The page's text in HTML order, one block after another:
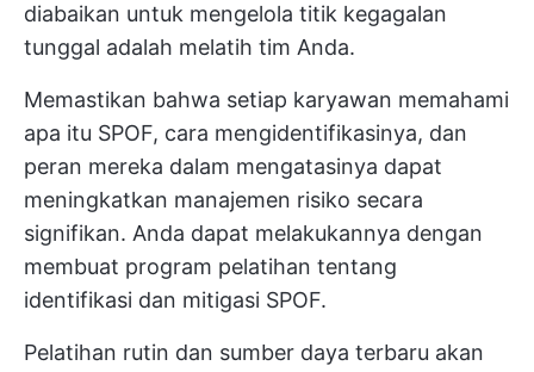
diabaikan untuk mengelola titik kegagalan
tunggal adalah melatih tim Anda.
Memastikan bahwa setiap karyawan memahami
apa itu SPOF, cara mengidentifikasinya, dan
peran mereka dalam mengatasinya dapat
meningkatkan manajemen risiko secara
signifikan. Anda dapat melakukannya dengan
membuat program pelatihan tentang
identifikasi dan mitigasi SPOF.
Pelatihan rutin dan sumber daya terbaru akan